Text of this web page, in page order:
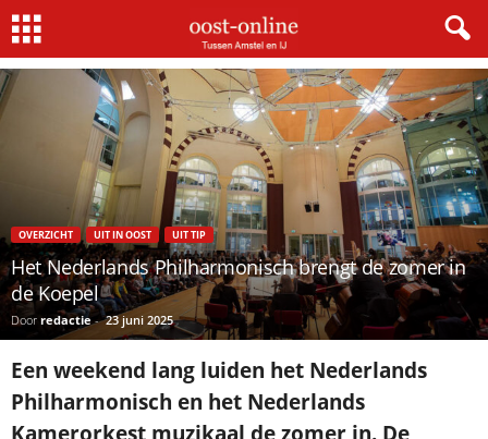
Home Het Nederlands Philharmonisch brengt de zomer in de Koepel
OVERZICHT UIT IN OOST UIT TIP
Het Nederlands Philharmonisch brengt de zomer in
de Koepel
Door redactie- 23 juni 2025
Een weekend lang luiden het Nederlands
Philharmonisch en het Nederlands